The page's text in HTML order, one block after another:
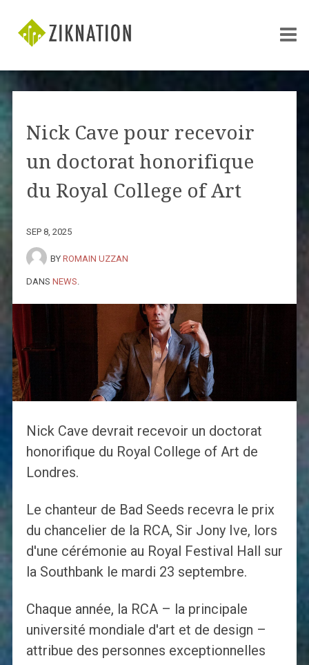
Nick Cave pour recevoir
un doctorat honorifique
du Royal College of Art
SEP 8, 2025
BY ROMAIN UZZAN
DANS NEWS
Nick Cave devrait recevoir un doctorat
honorifique du Royal College of Art de
Londres.
Le chanteur de Bad Seeds recevra le prix
du chancelier de la RCA, Sir Jony Ive, lors
d'une cérémonie au Royal Festival Hall sur
la Southbank le mardi 23 septembre.
Chaque année, la RCA – la principale
université mondiale d'art et de design –
attribue des personnes exceptionnelles